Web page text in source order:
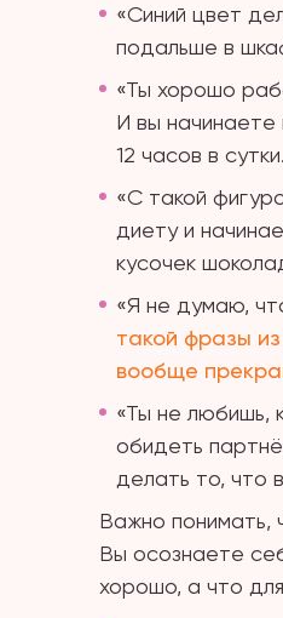
«Синий цвет
подальше в
«Ты хорошо
И вы начинаете
12 часов в сутки.
«С такой
диету и
кусочек
«Я не думаю,
такой фразы
вообще
«Ты не любишь,
обидеть
делать то, что
Важно понимать,
Вы осознаете
хорошо, а что